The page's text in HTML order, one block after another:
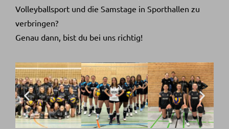
Volleyballsport und die Samstage in Sporthallen zu
verbringen?
Genau dann, bist du bei uns richtig!